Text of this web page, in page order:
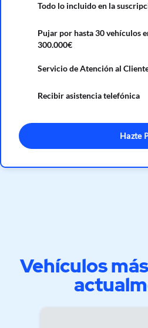
Todo lo incluido en la
Pujar por hasta 30 vehículos
300.000€
Servicio de Atención al
Recibir asistencia telefónica
Hazte
Vehículos